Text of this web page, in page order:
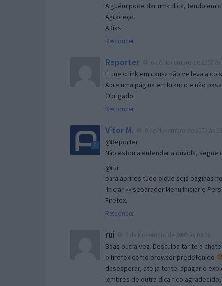
Alguém pode dar uma dica, tendo em
Agradeço.
ADias
Responder
Reporter
É que o link em causa não ve leva a
Abre uma página em branco e não
Obrigado.
Responder
Vítor M.
@Reporter
Não estou a entender a dúvida,
@rui
para abrires tudo o que seja paginas
‘Iniciar »» separador Menu Iniciar e
Firefox.
Responder
rui
Boas outra vez. Desculpa tar te a
o firefox como browser predefenido
desesperar, ate ja tentei apagar o
lembres de outra dica fico